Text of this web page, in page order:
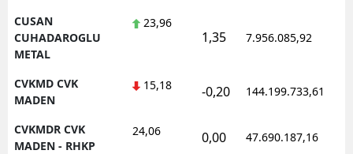
CUSAN
CUHADAROGLU
METAL
23,96
1,35 7.956.085,92
CVKMD CVK
MADEN
15,18 -0,20 144.199.733,61
CVKMDR CVK
MADEN - RHKP
24,06 0,00 47.690.187,16